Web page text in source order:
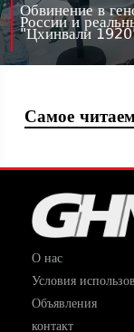
Обвинение в
России и
"Цхинвали
Самое
О нас
Условия
Объявления
контакт